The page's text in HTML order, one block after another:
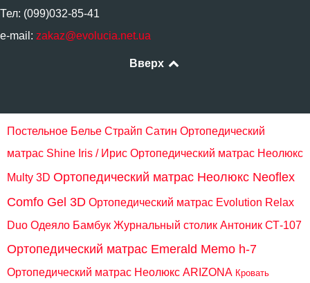
Тел: (099)032-85-41
e-mail: zakaz@evolucia.net.ua
Вверх
Постельное Белье Страйп Сатин Ортопедический
матрас Shine Iris / Ирис Ортопедический матрас Неолюкс
Multy 3D Ортопедический матрас Неолюкс Neoflex
Comfo Gel 3D Ортопедический матрас Evolution Relax
Duo Одеяло Бамбук Журнальный столик Антоник СТ-107
Ортопедический матрас Emerald Memo h-7
Ортопедический матрас Неолюкс ARIZONA Кровать